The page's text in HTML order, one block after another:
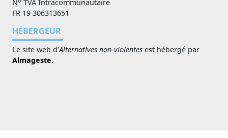
N
TVA Intracommunautaire
FR 19 306313651
HÉBERGEUR
Le site web d’Alternatives non-violentes est hébergé par
Almageste.